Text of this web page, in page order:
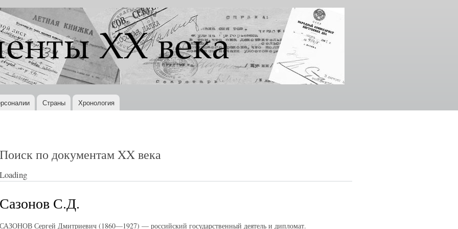
Перейти к
основному
содержанию
Страны Хронология
Поиск по документам XX века
Loading
Сазонов С.Д.
САЗОНОВ Сергей Дмитриевич (1860—1927) — российский государственный деятель и дипломат.